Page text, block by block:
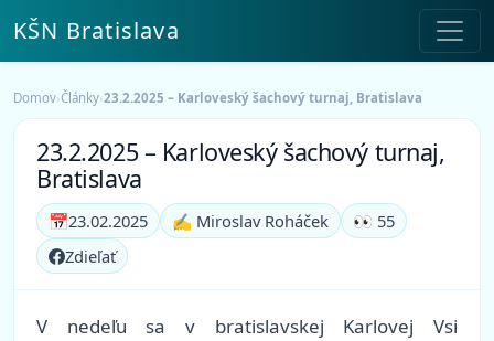
KŠN Bratislava
Domov›Články›23.2.2025 – Karloveský šachový turnaj, Bratislava
23.2.2025 – Karloveský šachový turnaj,
Bratislava
📅23.02.2025 ✍️ Miroslav Roháček
👀 55
Zdieľať
V nedeľu sa v bratislavskej Karlovej Vsi